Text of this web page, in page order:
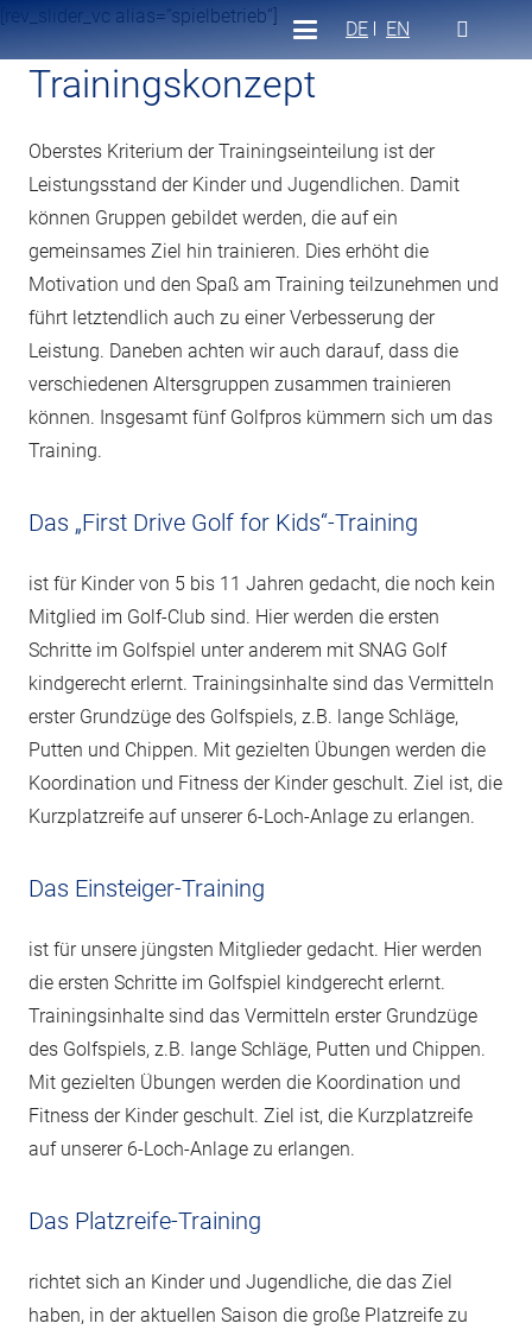
DE EN
[rev_slider_vc alias=“spielbetrieb“]
Trainingskonzept
Oberstes Kriterium der Trainingseinteilung ist der
Leistungsstand der Kinder und Jugendlichen. Damit
können Gruppen gebildet werden, die auf ein
gemeinsames Ziel hin trainieren. Dies erhöht die
Motivation und den Spaß am Training teilzunehmen und
führt letztendlich auch zu einer Verbesserung der
Leistung. Daneben achten wir auch darauf, dass die
verschiedenen Altersgruppen zusammen trainieren
können. Insgesamt fünf Golfpros kümmern sich um das
Training.
Das „First Drive Golf for Kids“-Training
ist für Kinder von 5 bis 11 Jahren gedacht, die noch kein
Mitglied im Golf-Club sind. Hier werden die ersten
Schritte im Golfspiel unter anderem mit SNAG Golf
kindgerecht erlernt. Trainingsinhalte sind das Vermitteln
erster Grundzüge des Golfspiels, z.B. lange Schläge,
Putten und Chippen. Mit gezielten Übungen werden die
Koordination und Fitness der Kinder geschult. Ziel ist, die
Kurzplatzreife auf unserer 6-Loch-Anlage zu erlangen.
Das Einsteiger-Training
ist für unsere jüngsten Mitglieder gedacht. Hier werden
die ersten Schritte im Golfspiel kindgerecht erlernt.
Trainingsinhalte sind das Vermitteln erster Grundzüge
des Golfspiels, z.B. lange Schläge, Putten und Chippen.
Mit gezielten Übungen werden die Koordination und
Fitness der Kinder geschult. Ziel ist, die Kurzplatzreife
auf unserer 6-Loch-Anlage zu erlangen.
Das Platzreife-Training
richtet sich an Kinder und Jugendliche, die das Ziel
haben, in der aktuellen Saison die große Platzreife zu